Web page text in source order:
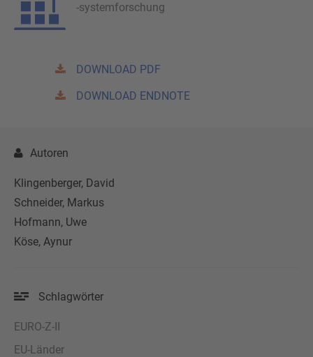
-systemforschung
DOWNLOAD PDF
DOWNLOAD ENDNOTE
Autoren
Klingenberger, David
Schneider, Markus
Hofmann, Uwe
Köse, Aynur
Schlagwörter
EURO-Z-II
EU-Länder